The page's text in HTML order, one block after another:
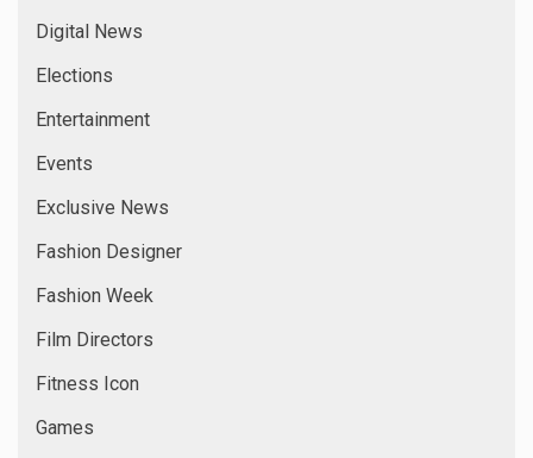
Digital News
Elections
Entertainment
Events
Exclusive News
Fashion Designer
Fashion Week
Film Directors
Fitness Icon
Games